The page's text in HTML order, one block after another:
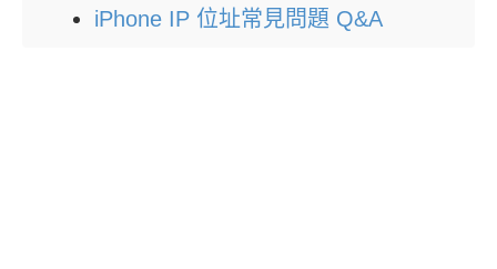
iPhone IP 位址常見問題 Q&A